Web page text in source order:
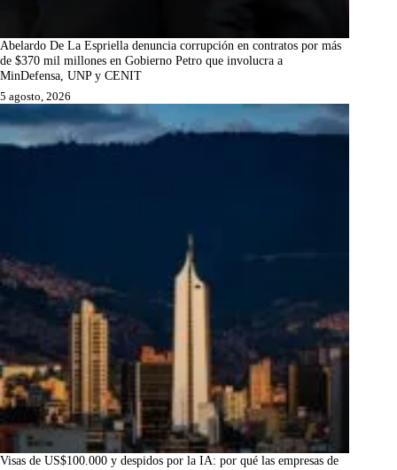
Abelardo De La Espriella denuncia corrupción en contratos por más
de $370 mil millones en Gobierno Petro que involucra a
MinDefensa, UNP y CENIT
5 agosto, 2026
Visas de US$100.000 y despidos por la IA: por qué las empresas de